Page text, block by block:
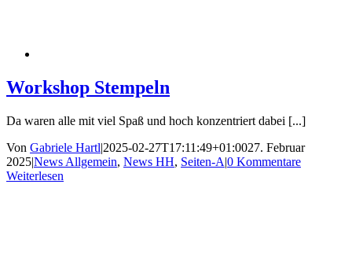
Workshop Stempeln
Da waren alle mit viel Spaß und hoch konzentriert dabei [...]
Von Gabriele Hartl|2025-02-27T17:11:49+01:0027. Februar
2025|News Allgemein, News HH, Seiten-A|0 Kommentare
Weiterlesen